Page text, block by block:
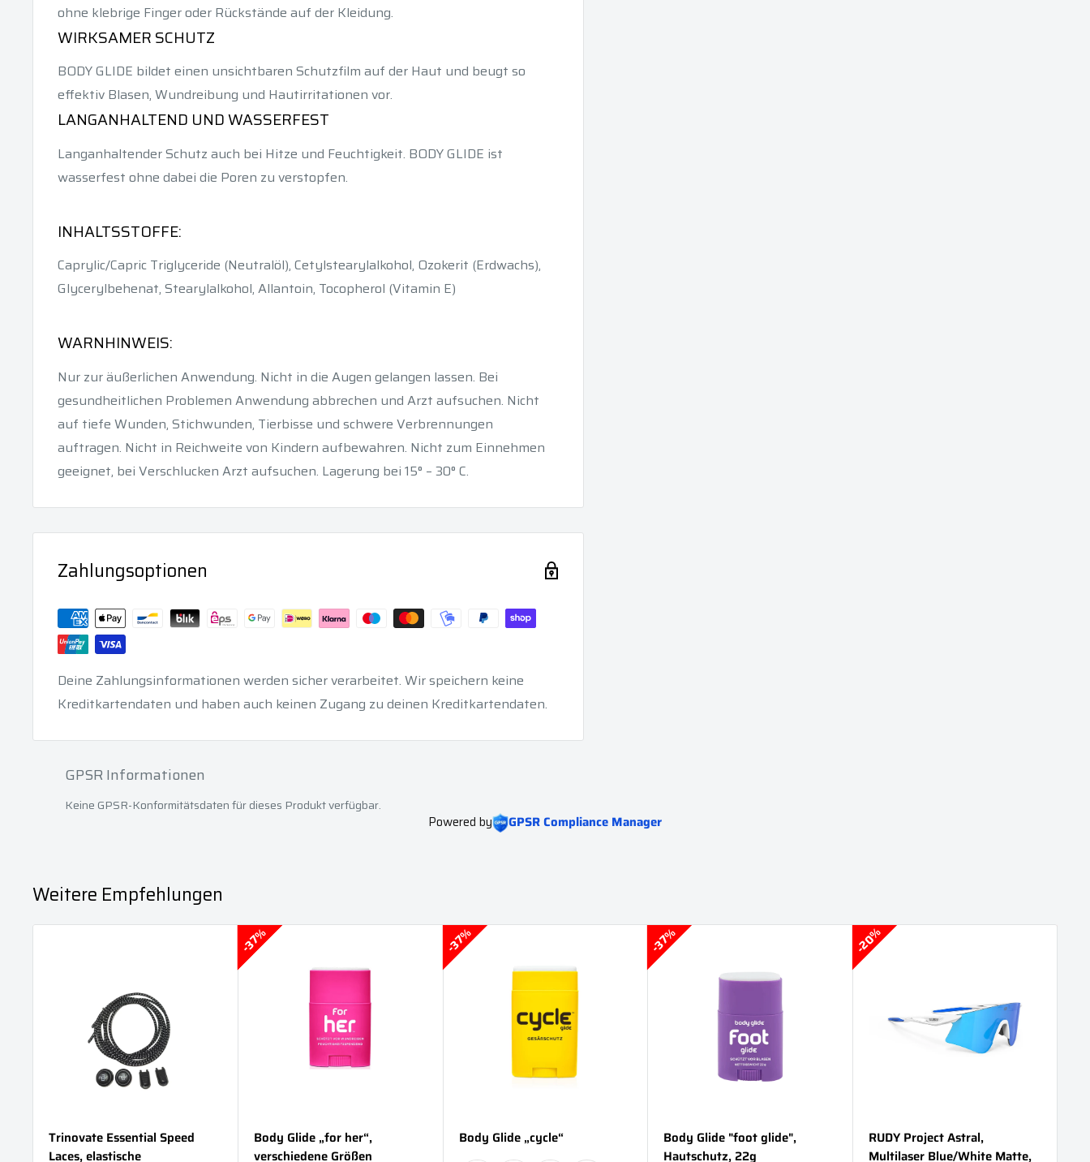
ohne klebrige Finger oder Rückstände auf der Kleidung.
WIRKSAMER SCHUTZ
BODY GLIDE bildet einen unsichtbaren Schutzfilm auf der Haut und beugt so
effektiv Blasen, Wundreibung und Hautirritationen vor.
LANGANHALTEND UND WASSERFEST
Langanhaltender Schutz auch bei Hitze und Feuchtigkeit. BODY GLIDE ist
wasserfest ohne dabei die Poren zu verstopfen.
INHALTSSTOFFE:
Caprylic/Capric Triglyceride (Neutralöl), Cetylstearylalkohol, Ozokerit (Erdwachs),
Glycerylbehenat, Stearylalkohol, Allantoin, Tocopherol (Vitamin E)
WARNHINWEIS:
Nur zur äußerlichen Anwendung. Nicht in die Augen gelangen lassen. Bei
gesundheitlichen Problemen Anwendung abbrechen und Arzt aufsuchen. Nicht
auf tiefe Wunden, Stichwunden, Tierbisse und schwere Verbrennungen
auftragen. Nicht in Reichweite von Kindern aufbewahren. Nicht zum Einnehmen
geeignet, bei Verschlucken Arzt aufsuchen. Lagerung bei 15° – 30° C.
Zahlungsoptionen
Deine Zahlungsinformationen werden sicher verarbeitet. Wir speichern keine
Kreditkartendaten und haben auch keinen Zugang zu deinen Kreditkartendaten.
GPSR Informationen
Keine GPSR-Konformitätsdaten für dieses Produkt verfügbar.
Powered by GPSR Compliance Manager
Weitere Empfehlungen
Trinovate Essential Speed
Laces, elastische
37%
37%
Body Glide „for her“,
verschiedene Größen
37%
Body Glide „cycle“
37%
Body Glide "foot glide",
Hautschutz, 22g
20%
RUDY Project Astral,
Multilaser Blue/White Matte,